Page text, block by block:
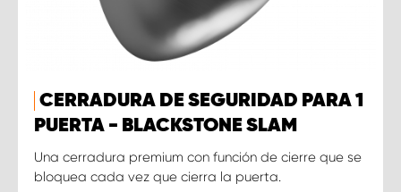
CERRADURA DE SEGURIDAD PARA 1
PUERTA - BLACKSTONE SLAM
Una cerradura premium con función de cierre que se
bloquea cada vez que cierra la puerta.